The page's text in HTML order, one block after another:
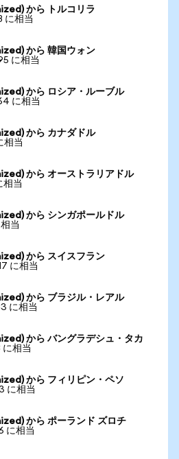
から トルコリラ
に相当
から 韓国ウォン
に相当
から ロシア・ルーブル
に相当
から カナダドル
相当
から オーストラリアドル
相当
から シンガポールドル
当
から スイスフラン
に相当
から ブラジル・レアル
に相当
から バングラデシュ・タカ
に相当
から フィリピン・ペソ
に相当
から ポーランド ズロチ
に相当